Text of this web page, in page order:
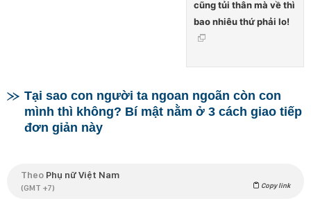
cũng tủi thân mà về thì
bao nhiêu thứ phải lo!
Tại sao con người ta ngoan ngoãn còn con
mình thì không? Bí mật nằm ở 3 cách giao tiếp
đơn giản này
Theo Phụ nữ Việt Nam
(GMT +7) Copy link